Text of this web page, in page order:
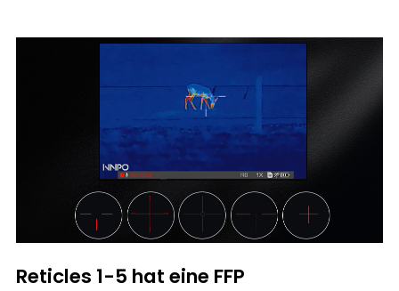
Reticles 1-5 hat eine FFP